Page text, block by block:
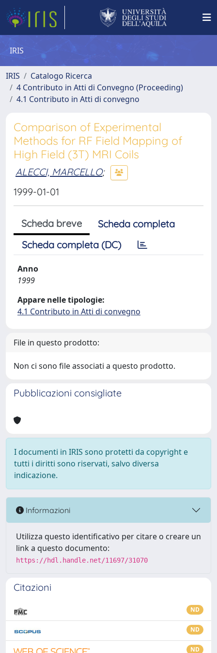
IRIS
IRIS
Catalogo Ricerca
4 Contributo in Atti di Convegno (Proceeding)
4.1 Contributo in Atti di convegno
Comparison of Experimental
Methods for RF Field Mapping of
High Field (3T) MRI Coils
ALECCI, MARCELLO;
1999-01-01
Scheda breve
Scheda completa
Scheda completa (DC)
Anno
1999
Appare nelle tipologie:
4.1 Contributo in Atti di convegno
File in questo prodotto:
Non ci sono file associati a questo prodotto.
Pubblicazioni consigliate
I documenti in IRIS sono protetti da copyright e
tutti i diritti sono riservati, salvo diversa
indicazione.
Informazioni
Utilizza questo identificativo per citare o creare un
link a questo documento:
https://hdl.handle.net/11697/31070
Citazioni
ND
ND
ND